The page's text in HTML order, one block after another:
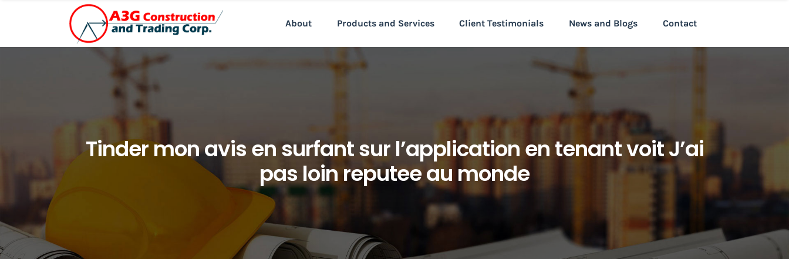
About Products and Services Client Testimonials News and Blogs Contact
Tinder mon avis en surfant sur l’application en tenant voit J’ai
pas loin reputee au monde